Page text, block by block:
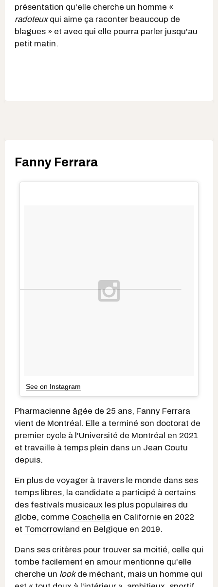
présentation qu'elle cherche un homme «
radoteuxqui aime ça raconter beaucoup de
blagues » et avec qui elle pourra parler jusqu'au
petit matin.
Fanny Ferrara
See on Instagram
Pharmacienne âgée de 25 ans, Fanny Ferrara
vient de Montréal. Elle a terminé son doctorat de
premier cycle à l'Université de Montréal en 2021
et travaille à temps plein dans un Jean Coutu
depuis.
En plus de voyager à travers le monde dans ses
temps libres, la candidate a participé à certains
des festivals musicaux les plus populaires du
globe, comme Coachella en Californie en 2022
et Tomorrowland en Belgique en 2019.
Dans ses critères pour trouver sa moitié, celle qui
tombe facilement en amour mentionne qu'elle
cherche un lookde méchant, mais un homme qui